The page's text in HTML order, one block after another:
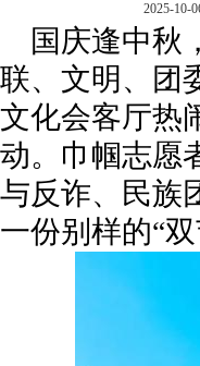
2025-
国庆逢中秋
联、文明、团
文化会客厅热
动。巾帼志愿
与反诈、民族
一份别样的“双